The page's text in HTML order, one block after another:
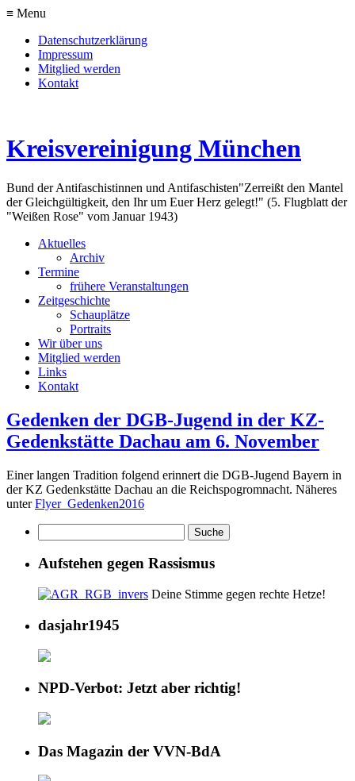
≡ Menu
Datenschutzerklärung
Impressum
Mitglied werden
Kontakt
Kreisvereinigung München
Bund der Antifaschistinnen und Antifaschisten"Zerreißt den Mantel
der Gleichgültigkeit, den Ihr um Euer Herz gelegt!" (5. Flugblatt der
"Weißen Rose" vom Januar 1943)
Aktuelles
Archiv
Termine
frühere Veranstaltungen
Zeitgeschichte
Schauplätze
Portraits
Wir über uns
Mitglied werden
Links
Kontakt
Gedenken der DGB-Jugend in der KZ-
Gedenkstätte Dachau am 6. November
Einer langen Tradition folgend erinnert die DGB-Jugend Bayern in
der KZ Gedenkstätte Dachau an die Reichspogromnacht. Näheres
unterFlyer_Gedenken2016
Aufstehen gegen Rassismus
Deine Stimme gegen rechte Hetze!
dasjahr1945
NPD-Verbot: Jetzt aber richtig!
Das Magazin der VVN-BdA